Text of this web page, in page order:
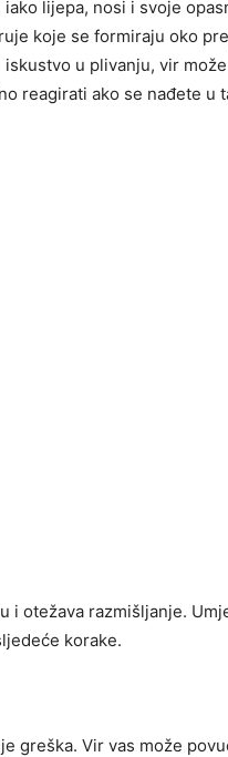
lijepa, nosi i svoje
koje se formiraju oko
u plivanju, vir može
reagirati ako se nađete u
i otežava razmišljanje.
korake.
greška. Vir vas može